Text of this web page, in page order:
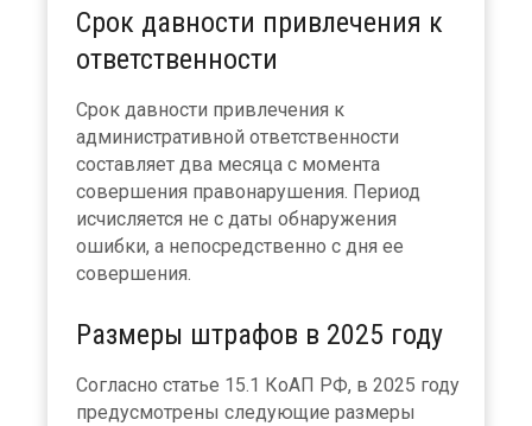
Срок давности привлечения к
ответственности
Срок давности привлечения к
административной ответственности
составляет два месяца с момента
совершения правонарушения. Период
исчисляется не с даты обнаружения
ошибки, а непосредственно с дня ее
совершения.
Размеры штрафов в 2025 году
Согласно статье 15.1 КоАП РФ, в 2025 году
предусмотрены следующие размеры